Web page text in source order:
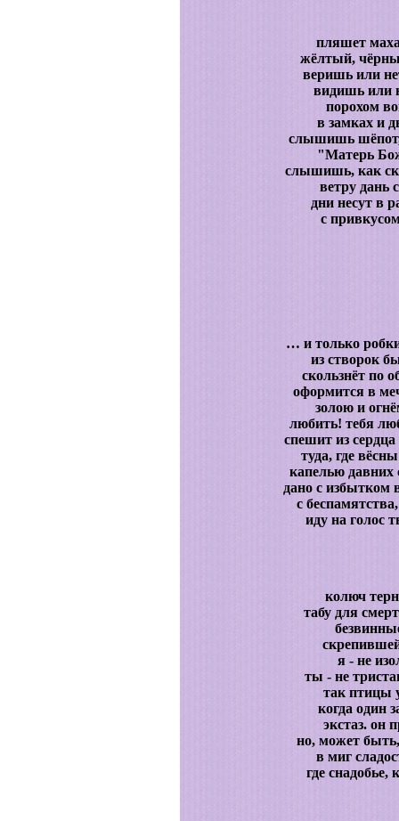
пляшет
жёлтый,
веришь или
видишь или
порохом
в замках и
слышишь шёпот,
"Матерь
слышишь, как
ветру дань
дни несут в
с
… и только
из створок
скользнёт по
оформится в
золою и
любить! тебя
спешит из
туда, где
капелью давних
дано с избытком
с
иду на голос
колюч
табу для
я - не
ты - не
так птицы
когда один
экстаз. он
но, может
в миг
где снадобье,